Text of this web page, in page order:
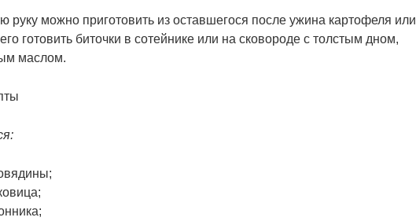
руку можно приготовить из оставшегося после ужина картофеля или
готовить биточки в сотейнике или на сковороде с толстым дном,
маслом.